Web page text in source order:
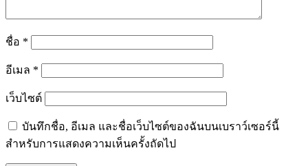
ชื่อ *
อีเมล *
เว็บไซต์
บันทึกชื่อ, อีเมล และชื่อเว็บไซต์ของฉันบนเบราว์เซอร์นี้
สำหรับการแสดงความเห็นครั้งถัดไป